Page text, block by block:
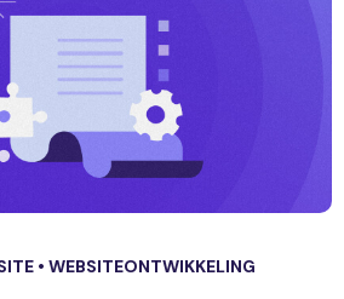
• WEBSITEONTWIKKELING